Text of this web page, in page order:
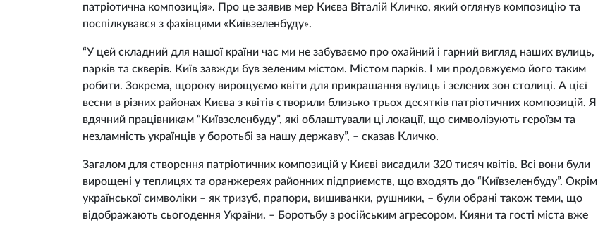
патріотична композиція». Про це заявив мер Києва Віталій Кличко, який оглянув композицію та
поспілкувався з фахівцями «Київзеленбуду».
“У цей складний для нашої країни час ми не забуваємо про охайний і гарний вигляд наших вулиць,
парків та скверів. Київ завжди був зеленим містом. Містом парків. І ми продовжуємо його таким
робити. Зокрема, щороку вирощуємо квіти для прикрашання вулиць і зелених зон столиці. А цієї
весни в різних районах Києва з квітів створили близько трьох десятків патріотичних композицій. Я
вдячний працівникам “Київзеленбуду”, які облаштували ці локації, що символізують героїзм та
незламність українців у боротьбі за нашу державу”, – сказав Кличко.
Загалом для створення патріотичних композицій у Києві висадили 320 тисяч квітів. Всі вони були
вирощені у теплицях та оранжереях районних підприємств, що входять до “Київзеленбуду”. Окрім
української символіки – як тризуб, прапори, вишиванки, рушники, – були обрані також теми, що
відображають сьогодення України. – Боротьбу з російським агресором. Кияни та гості міста вже